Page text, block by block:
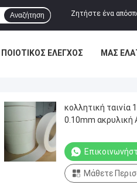
Ζητήστε ένα
Αναζήτηση
ΠΟΙΟΤΙΚΌΣ ΈΛΕΓΧΟΣ ΜΑΣ
κολλητική
0.10mm ακρυλική
Μάθετε